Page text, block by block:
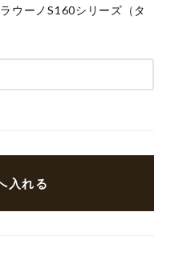
ウーノS160シリーズ（タ
入れる